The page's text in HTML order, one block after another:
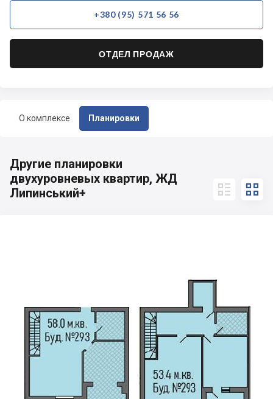
О комплексе Планировки
+380 (95) 571 56 56
ОТДЕЛ ПРОДАЖ
Другие планировки
двухуровневых квартир, ЖД
Липинський+
 